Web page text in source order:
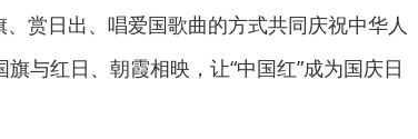
赏日出、唱爱国歌曲的方式共同庆祝中华人
与红日、朝霞相映，让“中国红”成为国庆日